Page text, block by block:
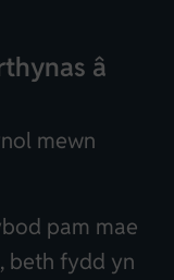
â
mewn
pam mae
beth fydd yn